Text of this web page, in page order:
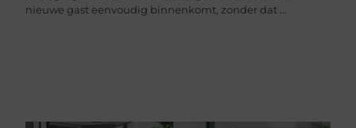
nieuwe gast eenvoudig binnenkomt, zonder dat ...